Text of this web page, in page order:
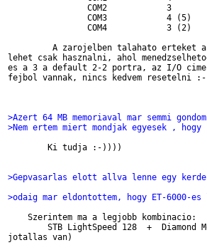
COM2            3
COM3            4 (5)
COM4            3 (2)
A zarojelben talahato erteket
lehet csak hasznalni, ahol
es a 3 a default 2-2 portra, az I/O
fejbol vannak, nincs kedvem resetelni
>Azert 64 MB memoriaval mar semmi
>Nem ertem miert mondjak egyesek ,
        Ki tudja :-))))
>Gepvasarlas elott allva lenne egy
>odaig mar eldontottem, hogy ET-6000-
    Szerintem ma a legjobb kombinacio:
STB LightSpeed 128  +  Diamond
jotallas van)